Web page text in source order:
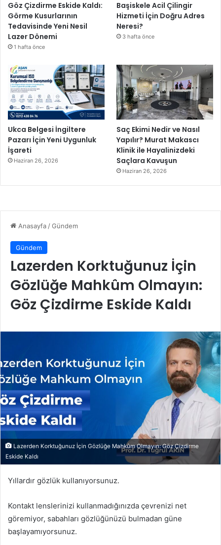
Göz Çizdirme Eskide Kaldı:
Görme Kusurlarının
Tedavisinde Yeni Nesil
Lazer Dönemi
1 hafta önce
Başiskele Acil Çilingir
Hizmeti İçin Doğru Adres
Neresi?
3 hafta önce
Ukca Belgesi İngiltere
Pazarı İçin Yeni Uygunluk
İşareti
Haziran 26, 2026
Saç Ekimi Nedir ve Nasıl
Yapılır? Murat Makascı
Klinik ile Hayalinizdeki
Saçlara Kavuşun
Haziran 26, 2026